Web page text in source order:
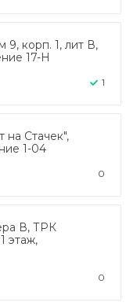
9, корп. 1, лит В,
17-Н
1
на Стачек",
1-04
0
В, ТРК
этаж,
0